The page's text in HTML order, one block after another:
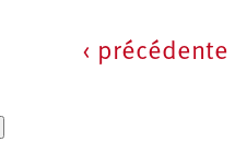
‹ précédente